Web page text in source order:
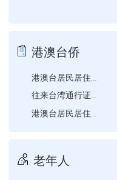
港澳台侨
港澳台居民居住证作废
往来台湾通行证首次申请
老年人